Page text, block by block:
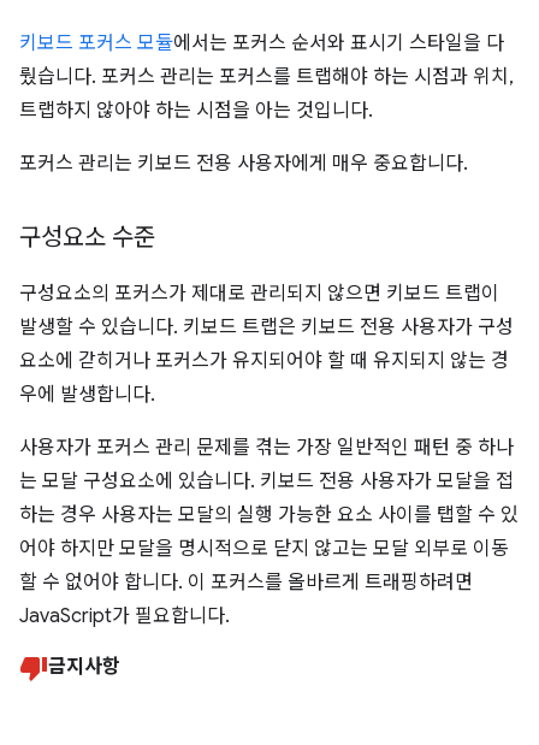
키보드 포커스 모듈에서는 포커스 순서와 표시기 스타일을 다
뤘습니다. 포커스 관리는 포커스를 트랩해야 하는 시점과 위치,
트랩하지 않아야 하는 시점을 아는 것입니다.
포커스 관리는 키보드 전용 사용자에게 매우 중요합니다.
구성요소 수준
구성요소의 포커스가 제대로 관리되지 않으면 키보드 트랩이
발생할 수 있습니다. 키보드 트랩은 키보드 전용 사용자가 구성
요소에 갇히거나 포커스가 유지되어야 할 때 유지되지 않는 경
우에 발생합니다.
사용자가 포커스 관리 문제를 겪는 가장 일반적인 패턴 중 하나
는 모달 구성요소에 있습니다. 키보드 전용 사용자가 모달을 접
하는 경우 사용자는 모달의 실행 가능한 요소 사이를 탭할 수 있
어야 하지만 모달을 명시적으로 닫지 않고는 모달 외부로 이동
할 수 없어야 합니다. 이 포커스를 올바르게 트래핑하려면
JavaScript가 필요합니다.
금지사항